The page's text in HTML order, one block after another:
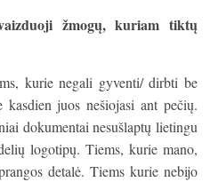
žmogų, kuriam tiktų
kurie negali gyventi/ dirbti be
juos nešiojasi ant pečių.
dokumentai nesušlaptų lietingu
logotipų. Tiems, kurie mano,
detalė. Tiems kurie nebijo